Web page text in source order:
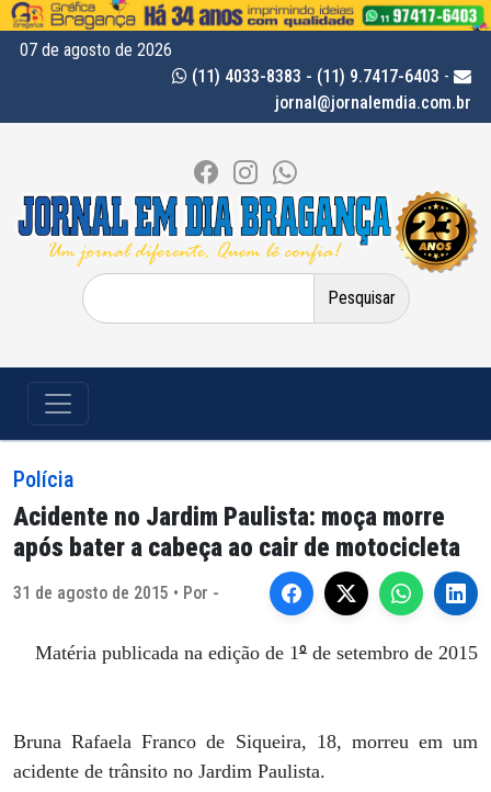
07 de agosto de 2026
(11) 4033-8383 - (11) 9.7417-6403 -
jornal@jornalemdia.com.br
Pesquisar
por:
Polícia
Acidente no Jardim Paulista: moça morre
após bater a cabeça ao cair de motocicleta
31 de agosto de 2015 • Por -
Matéria publicada na edição de 1º de setembro de 2015
Bruna Rafaela Franco de Siqueira, 18, morreu em um
acidente de trânsito no Jardim Paulista.